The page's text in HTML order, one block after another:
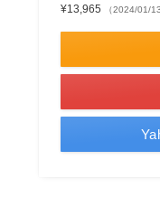
¥13,965
（2024/01/